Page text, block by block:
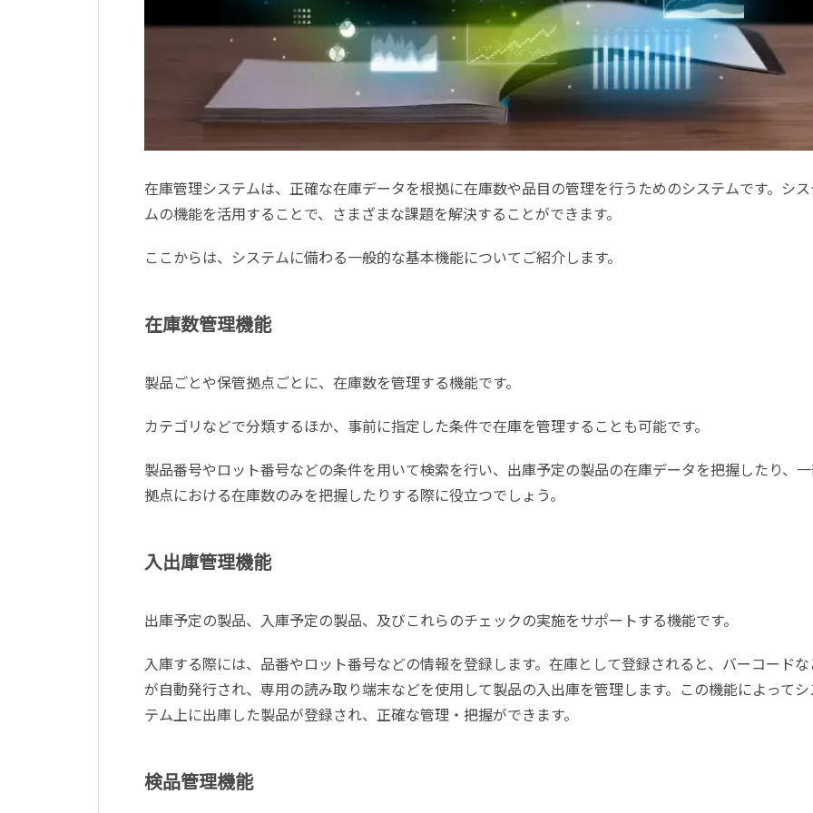
在庫管理システムは、正確な在庫データを根拠に在庫数や品目の管理を行うためのシステムです。シ
ムの機能を活用することで、さまざまな課題を解決することができます。
ここからは、システムに備わる一般的な基本機能についてご紹介します。
在庫数管理機能
製品ごとや保管拠点ごとに、在庫数を管理する機能です。
カテゴリなどで分類するほか、事前に指定した条件で在庫を管理することも可能です。
製品番号やロット番号などの条件を用いて検索を行い、出庫予定の製品の在庫データを把握したり、
拠点における在庫数のみを把握したりする際に役立つでしょう。
入出庫管理機能
出庫予定の製品、入庫予定の製品、及びこれらのチェックの実施をサポートする機能です。
入庫する際には、品番やロット番号などの情報を登録します。在庫として登録されると、バーコード
が自動発行され、専用の読み取り端末などを使用して製品の入出庫を管理します。この機能によって
テム上に出庫した製品が登録され、正確な管理・把握ができます。
検品管理機能